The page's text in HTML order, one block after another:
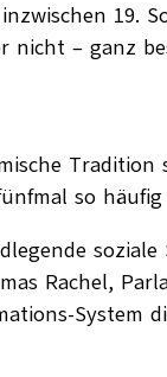
19.
nicht – ganz
so
Rachel,
System